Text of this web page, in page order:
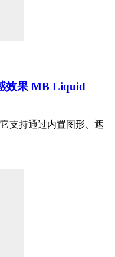
效果 MB Liquid
支持通过内置图形、遮